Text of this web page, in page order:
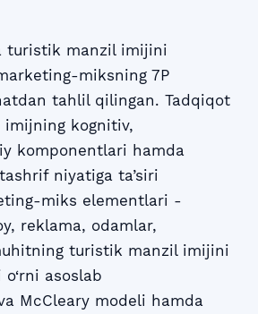
turistik manzil imijini
miksning 7P
tahlil qilingan. Tadqiqot
kognitiv,
komponentlari hamda
niyatiga ta’siri
miks elementlari -
reklama, odamlar,
turistik manzil imijini
asoslab
McCleary modeli hamda